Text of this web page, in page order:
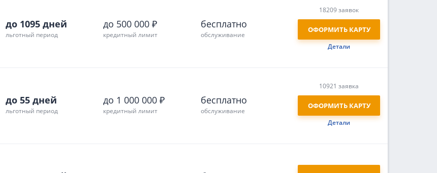
до 1095 дней
льготный период
до 500 000 ₽
кредитный лимит
бесплатно
обслуживание
18209 заявок
ОФОРМИТЬ КАРТУ
Детали
до 55 дней
льготный период
до 1 000 000 ₽
кредитный лимит
бесплатно
обслуживание
10921 заявка
ОФОРМИТЬ КАРТУ
Детали